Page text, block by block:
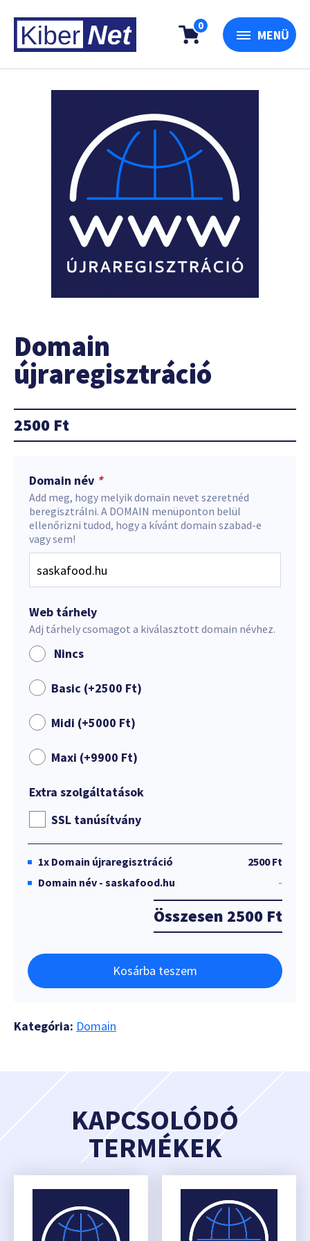
0
MENÜ
Domain
újraregisztráció
2500 Ft
Domain név *
Add meg, hogy melyik domain nevet szeretnéd
beregisztrálni. A DOMAIN menüponton belül
ellenőrizni tudod, hogy a kívánt domain szabad-e
vagy sem!
Web tárhely
Adj tárhely csomagot a kiválasztott domain névhez.
Nincs
Basic (+2500 Ft)
Midi (+5000 Ft)
Maxi (+9900 Ft)
Extra szolgáltatások
SSL tanúsítvány
1x Domain újraregisztráció
2500 Ft
Domain név - saskafood.hu
-
Összesen 2500 Ft
Kosárba teszem
Kategória: Domain
KAPCSOLÓDÓ
TERMÉKEK